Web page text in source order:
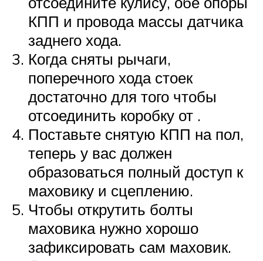
КПП и провода массы датчика
заднего хода.
Когда сняты рычаги,
поперечного хода стоек
достаточно для того чтобы
отсоединить коробку от .
Поставьте снятую КПП на пол,
теперь у вас должен
образоваться полный доступ к
маховику и сцеплению.
Чтобы открутить болты
маховика нужно хорошо
зафиксировать сам маховик.